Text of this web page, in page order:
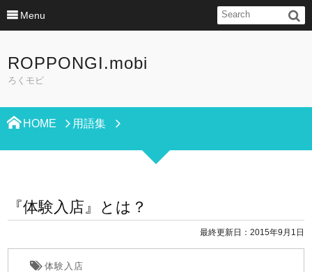
Menu
ROPPONGI.mobi
ろくモビ
HOME 用語集
『体験入店』とは？
最終更新日：2015年9月1日
体験入店